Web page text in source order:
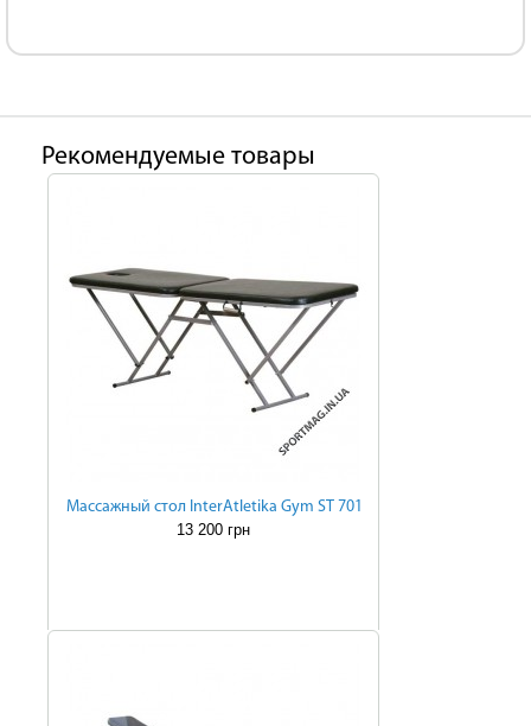
Рекомендуемые товары
Массажный стол InterAtletika Gym ST 701
13 200 грн